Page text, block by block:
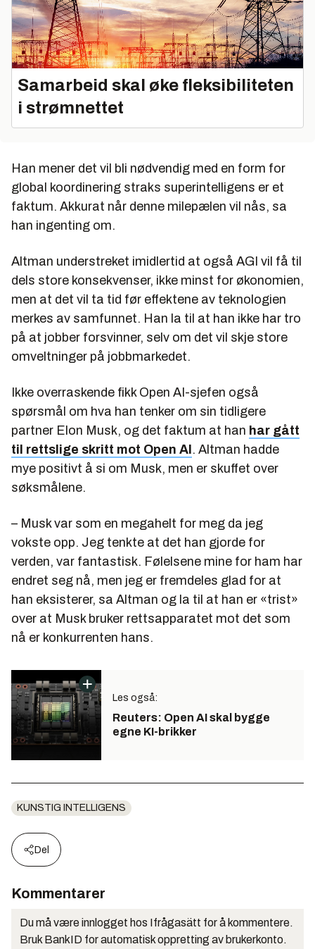
Samarbeid skal øke fleksibiliteten
i strømnettet
Han mener det vil bli nødvendig med en form for
global koordinering straks superintelligens er et
faktum. Akkurat når denne milepælen vil nås, sa
han ingenting om.
Altman understreket imidlertid at også AGI vil få til
dels store konsekvenser, ikke minst for økonomien,
men at det vil ta tid før effektene av teknologien
merkes av samfunnet. Han la til at han ikke har tro
på at jobber forsvinner, selv om det vil skje store
omveltninger på jobbmarkedet.
Ikke overraskende fikk Open AI-sjefen også
spørsmål om hva han tenker om sin tidligere
partner Elon Musk, og det faktum at han har gått
til rettslige skritt mot Open AI. Altman hadde
mye positivt å si om Musk, men er skuffet over
søksmålene.
– Musk var som en megahelt for meg da jeg
vokste opp. Jeg tenkte at det han gjorde for
verden, var fantastisk. Følelsene mine for ham har
endret seg nå, men jeg er fremdeles glad for at
han eksisterer, sa Altman og la til at han er «trist»
over at Musk bruker rettsapparatet mot det som
nå er konkurrenten hans.
Les også:
Reuters: Open AI skal bygge
egne KI-brikker
KUNSTIG INTELLIGENS
Del
Kommentarer
Du må være innlogget hos Ifrågasätt for å kommentere.
Bruk BankID for automatisk oppretting av brukerkonto.